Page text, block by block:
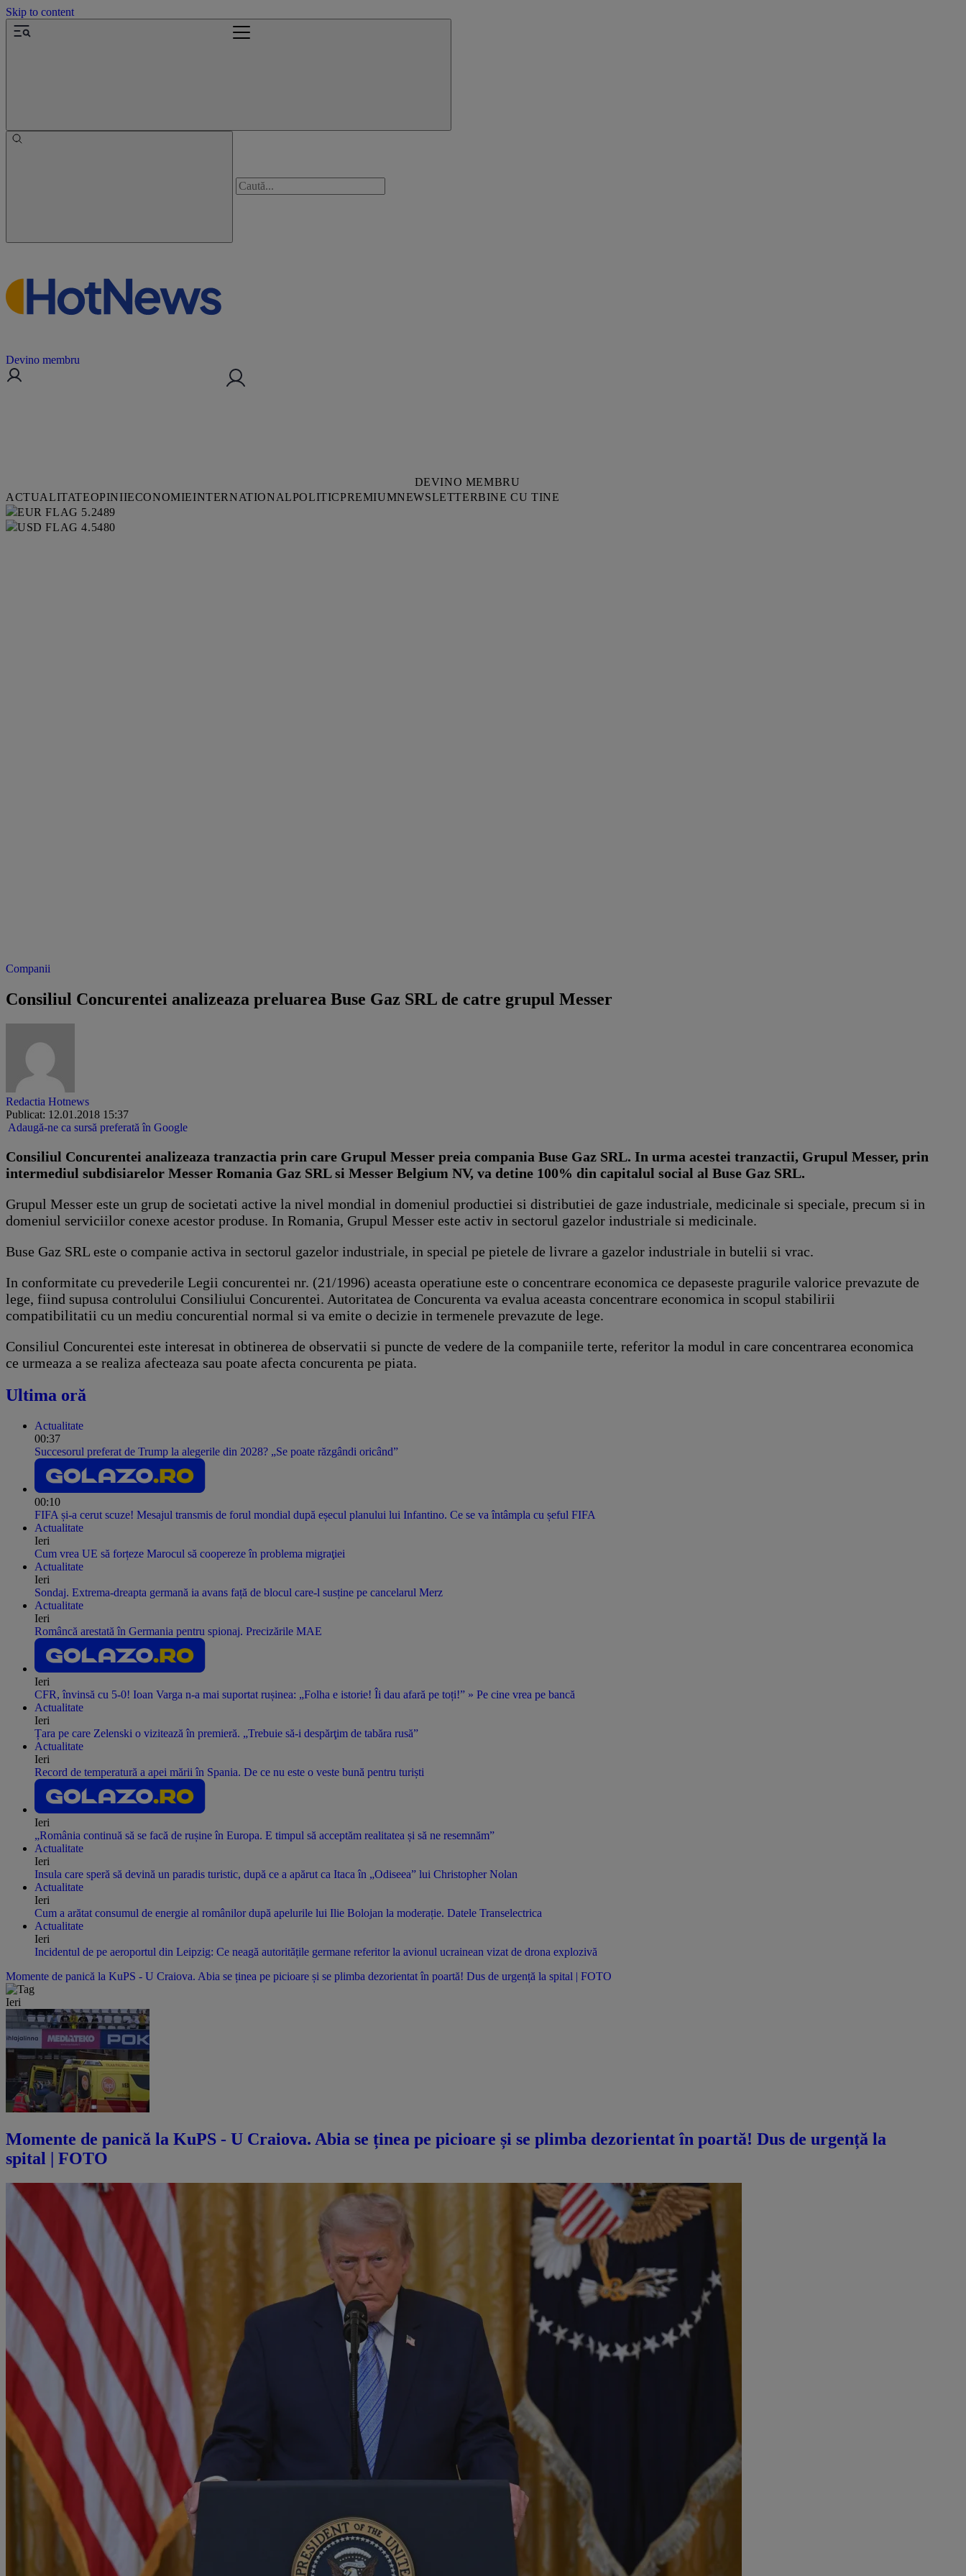
Skip to content
Devino membru
DEVINO MEMBRU
ACTUALITATEOPINIIECONOMIEINTERNATIONALPOLITICPREMIUMNEWSLETTERBINE CU TINE
5.2489
4.5480
Companii
Consiliul Concurentei analizeaza preluarea Buse Gaz SRL de catre grupul Messer
Redactia Hotnews
Publicat: 12.01.2018 15:37
Adaugă-ne ca sursă preferată în Google
Consiliul Concurentei analizeaza tranzactia prin care Grupul Messer preia compania Buse Gaz SRL. In urma acestei tranzactii, Grupul Messer, prin
intermediul subdisiarelor Messer Romania Gaz SRL si Messer Belgium NV, va detine 100% din capitalul social al Buse Gaz SRL.
Grupul Messer este un grup de societati active la nivel mondial in domeniul productiei si distributiei de gaze industriale, medicinale si speciale, precum si in
domeniul serviciilor conexe acestor produse. In Romania, Grupul Messer este activ in sectorul gazelor industriale si medicinale.
Buse Gaz SRL este o companie activa in sectorul gazelor industriale, in special pe pietele de livrare a gazelor industriale in butelii si vrac.
In conformitate cu prevederile Legii concurentei nr. (21/1996) aceasta operatiune este o concentrare economica ce depaseste pragurile valorice prevazute de
lege, fiind supusa controlului Consiliului Concurentei. Autoritatea de Concurenta va evalua aceasta concentrare economica in scopul stabilirii
compatibilitatii cu un mediu concurential normal si va emite o decizie in termenele prevazute de lege.
Consiliul Concurentei este interesat in obtinerea de observatii si puncte de vedere de la companiile terte, referitor la modul in care concentrarea economica
ce urmeaza a se realiza afecteaza sau poate afecta concurenta pe piata.
Ultima oră
Actualitate
00:37
Succesorul preferat de Trump la alegerile din 2028? „Se poate răzgândi oricând”
00:10
FIFA și-a cerut scuze! Mesajul transmis de forul mondial după eșecul planului lui Infantino. Ce se va întâmpla cu șeful FIFA
Actualitate
Ieri
Cum vrea UE să forțeze Marocul să coopereze în problema migraţiei
Actualitate
Ieri
Sondaj. Extrema-dreapta germană ia avans față de blocul care-l susține pe cancelarul Merz
Actualitate
Ieri
Româncă arestată în Germania pentru spionaj. Precizările MAE
Ieri
CFR, învinsă cu 5-0! Ioan Varga n-a mai suportat rușinea: „Folha e istorie! Îi dau afară pe toți!” » Pe cine vrea pe bancă
Actualitate
Ieri
Țara pe care Zelenski o vizitează în premieră. „Trebuie să-i despărţim de tabăra rusă”
Actualitate
Ieri
Record de temperatură a apei mării în Spania. De ce nu este o veste bună pentru turiști
Ieri
„România continuă să se facă de rușine în Europa. E timpul să acceptăm realitatea și să ne resemnăm”
Actualitate
Ieri
Insula care speră să devină un paradis turistic, după ce a apărut ca Itaca în „Odiseea” lui Christopher Nolan
Actualitate
Ieri
Cum a arătat consumul de energie al românilor după apelurile lui Ilie Bolojan la moderație. Datele Transelectrica
Actualitate
Ieri
Incidentul de pe aeroportul din Leipzig: Ce neagă autoritățile germane referitor la avionul ucrainean vizat de drona explozivă
Momente de panică la KuPS - U Craiova. Abia se ținea pe picioare și se plimba dezorientat în poartă! Dus de urgență la spital | FOTO
Ieri
Momente de panică la KuPS - U Craiova. Abia se ținea pe picioare și se plimba dezorientat în poartă! Dus de urgență la
spital | FOTO